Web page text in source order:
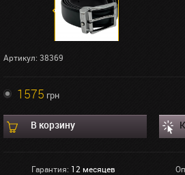
Артикул: 38369
1575 грн
В корзину
Гарантия: 12 месяцев